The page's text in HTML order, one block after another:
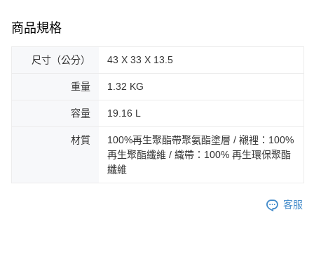
商品規格
尺寸（公分） 43 X 33 X 13.5
重量 1.32 KG
容量 19.16 L
材質
100%再生聚酯帶聚氨酯塗層 / 襯裡：100%
再生聚酯纖維 / 織帶：100% 再生環保聚酯
纖維
客服